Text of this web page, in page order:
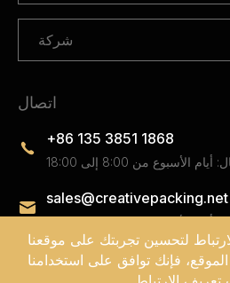
شركة
اتصال
+86 135 3851 1868
الأسبوع من 8:00 إلى 18:00
sales@creativepacking.net
الأسبوع من 8:00 إلى 18:00
لتحسين تجربتك على موقعنا
فإنك توافق على استخدامنا